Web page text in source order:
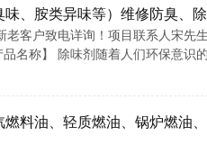
、胺类异味等）维修防臭、
老客户致电详询！项目联系人宋先
名称】 除味剂随着人们环保意识
料油、轻质燃油、锅炉燃油